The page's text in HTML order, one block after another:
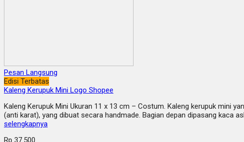
Pesan Langsung
Edisi Terbatas
Kaleng Kerupuk Mini Logo Shopee
Kaleng Kerupuk Mini Ukuran 11 x 13 cm – Costum. Kaleng kerupuk mini
(anti karat), yang dibuat secara handmade. Bagian depan dipasang kaca
selengkapnya
Rp 37.500